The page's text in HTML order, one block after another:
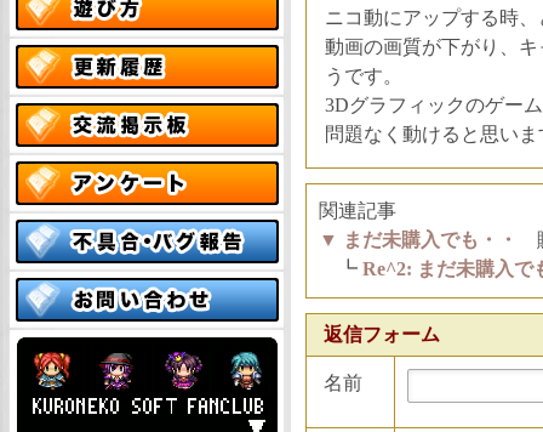
ニコ動にアップする時
動画の画質が下がり、
うです。
3Dグラフィックのゲー
問題なく動けると思い
関連記事
▼ まだ未購入でも・・
┗ Re^2: まだ未購入で
返信フォーム
名前